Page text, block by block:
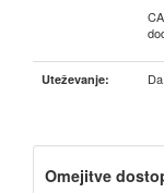
Uteževanje:
Omejitve